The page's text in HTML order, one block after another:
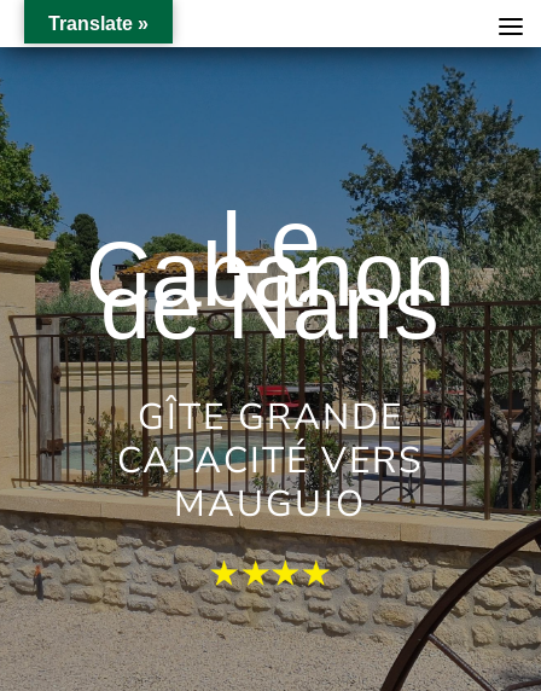
Le
Cabanon
de Nans
GÎTE GRANDE
CAPACITÉ VERS
MAUGUIO
Translate »